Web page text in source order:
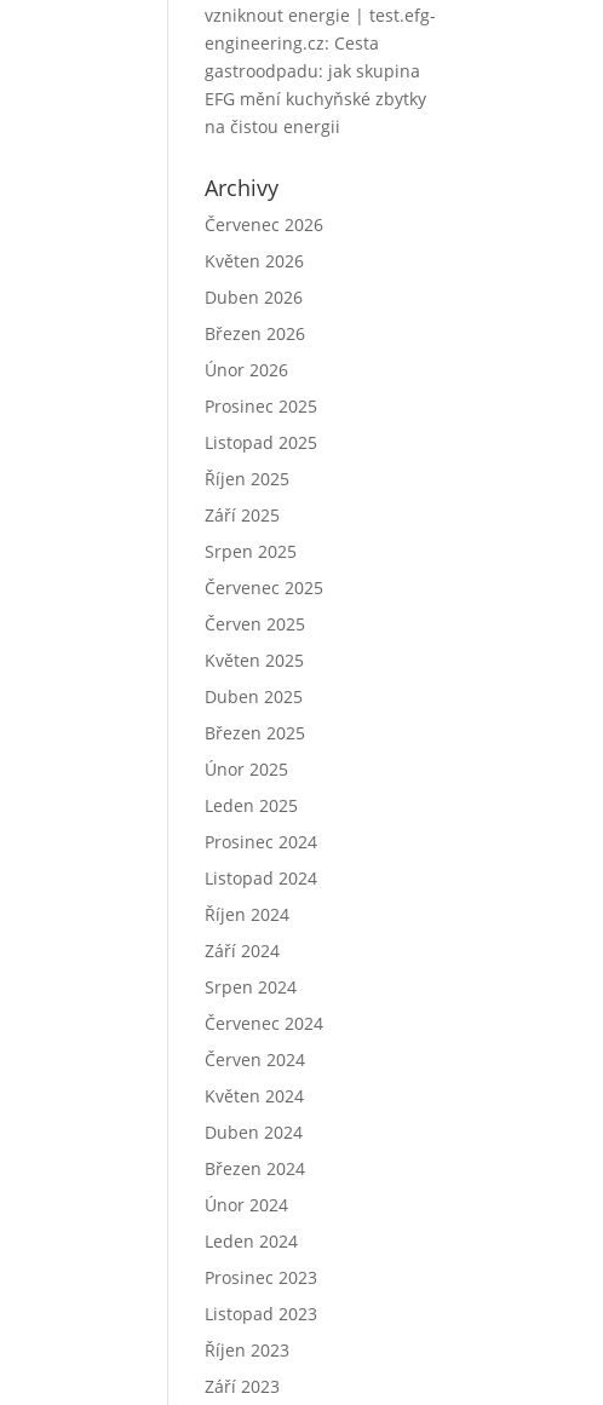
vzniknout energie | test.efg-
engineering.cz: Cesta
gastroodpadu: jak skupina
EFG mění kuchyňské zbytky
na čistou energii
Archivy
Červenec 2026
Květen 2026
Duben 2026
Březen 2026
Únor 2026
Prosinec 2025
Listopad 2025
Říjen 2025
Září 2025
Srpen 2025
Červenec 2025
Červen 2025
Květen 2025
Duben 2025
Březen 2025
Únor 2025
Leden 2025
Prosinec 2024
Listopad 2024
Říjen 2024
Září 2024
Srpen 2024
Červenec 2024
Červen 2024
Květen 2024
Duben 2024
Březen 2024
Únor 2024
Leden 2024
Prosinec 2023
Listopad 2023
Říjen 2023
Září 2023